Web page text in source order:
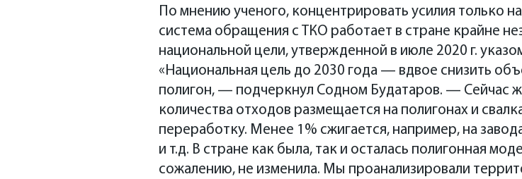
По мнению ученого, концентрировать усилия только
система обращения с ТКО работает в стране крайне
национальной цели, утвержденной в июле 2020 г.
«Национальная цель до 2030 года — вдвое снизить
полигон, — подчеркнул Содном Будатаров. — Сейчас
количества отходов размещается на полигонах и
переработку. Менее 1% сжигается, например, на
и т.д. В стране как была, так и осталась полигонная
сожалению, не изменила. Мы проанализировали